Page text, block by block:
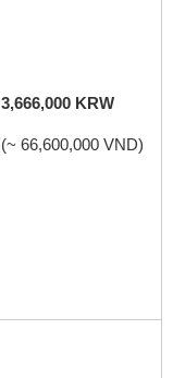
3,666,000 KRW
(~ 66,600,000 VND)